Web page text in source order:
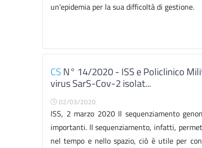
un'epidemia per la sua difficoltà di gestione.
CSN° 14/2020 - ISS e Policlinico
virus SarS-Cov-2 isolat...
02/03/2020
ISS, 2 marzo 2020 Il sequenziamento
importanti. Il sequenziamento, infatti,
nel tempo e nello spazio, ciò è utile per